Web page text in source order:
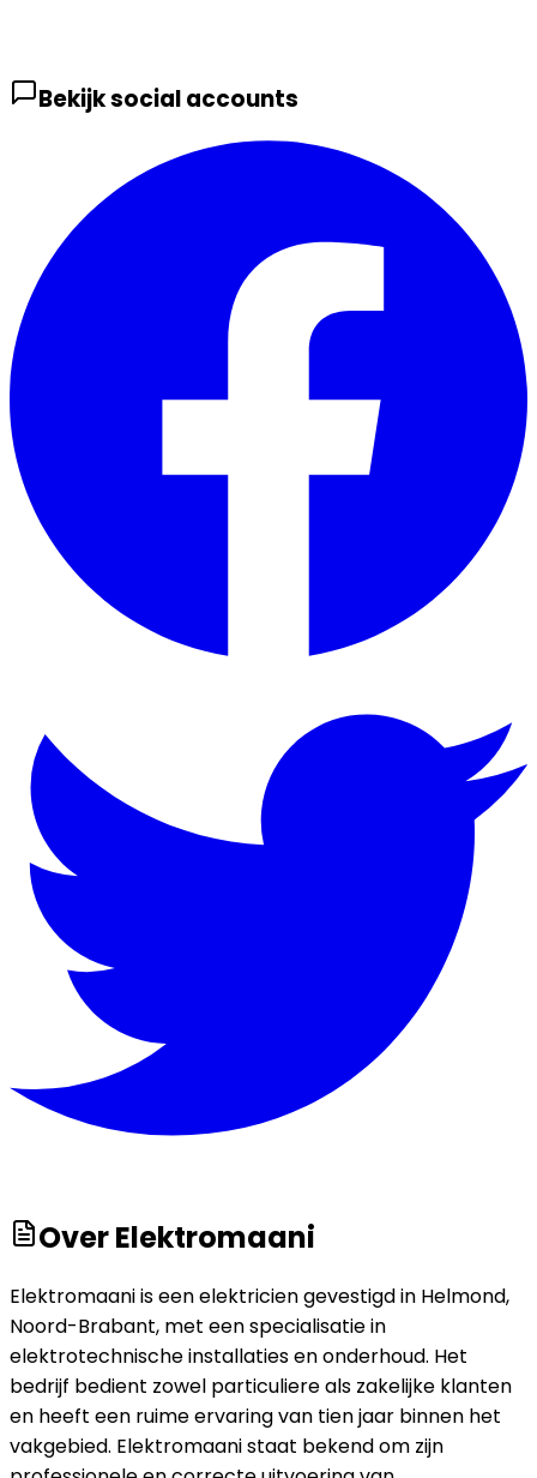
Bekijk social accounts
OverElektromaani
Elektromaani is een elektricien gevestigd in Helmond,
Noord-Brabant, met een specialisatie in
elektrotechnische installaties en onderhoud. Het
bedrijf bedient zowel particuliere als zakelijke klanten
en heeft een ruime ervaring van tien jaar binnen het
vakgebied. Elektromaani staat bekend om zijn